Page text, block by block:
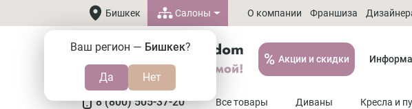
Бишкек
Ваш регион — Бишкек?
Салоны О компании Франшиза
% Акции и скидки
8 (800) 505-37-20 Все товары Диваны Кресла и